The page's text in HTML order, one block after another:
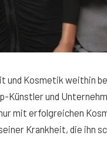
und Kosmetik weithin
und
mit erfolgreichen
Krankheit, die ihn